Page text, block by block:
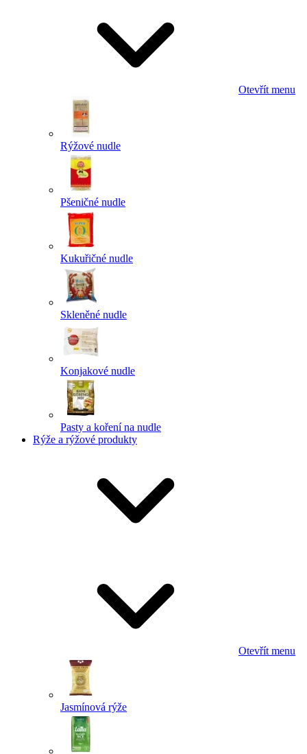
Otevřít menu
Rýžové nudle
Pšeničné nudle
Kukuřičné nudle
Skleněné nudle
Konjakové nudle
Pasty a koření na nudle
Rýže a rýžové produkty
Otevřít menu
Jasmínová rýže